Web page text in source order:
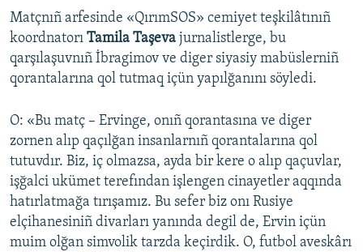
Matçnıñ arfesinde «QırımSOS» cemiyet teşkilâtınıñ
koordnatorı Tamila Taşeva jurnalistlerge, bu
qarşılaşuvnıñ İbragimov ve diger siyasiy mabüslerniñ
qorantalarına qol tutmaq içün yapılğanını söyledi.
O: «Bu matç – Ervinge, onıñ qorantasına ve diger
zornen alıp qaçılğan insanlarnıñ qorantalarına qol
tutuvdır. Biz, iç olmazsa, ayda bir kere o alıp qaçuvlar,
işğalci ukümet terefından işlengen cinayetler aqqında
hatırlatmağa tırışamız. Bu sefer biz onı Rusiye
elçihanesiniñ divarları yanında degil de, Ervin içün
muim olğan simvolik tarzda keçirdik. O, futbol aveskârı